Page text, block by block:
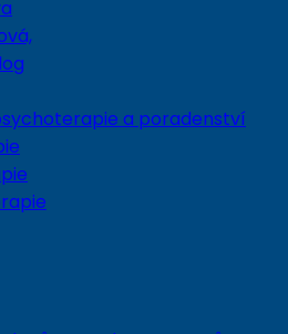
a poradenství